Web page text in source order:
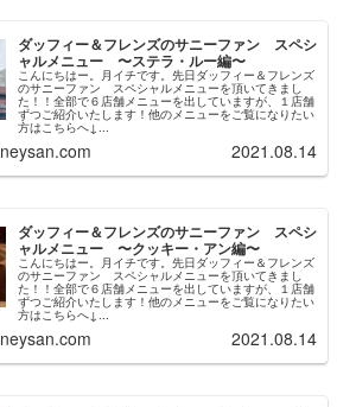
ダッフィー＆フレンズのサニーファン スペシ
ャルメニュー 〜ステラ・ルー編〜
こんにちはー。月イチです。先日ダッフィー＆フレンズ
のサニーファン スペシャルメニューを頂いてきまし
た！！全部で６店舗メニューを出していますが、１店舗
ずつご紹介いたします！他のメニューをご覧になりたい
方はこちらへ↓...
2021.08.14
ダッフィー＆フレンズのサニーファン スペシ
ャルメニュー 〜クッキー・アン編〜
こんにちはー。月イチです。先日ダッフィー＆フレンズ
のサニーファン スペシャルメニューを頂いてきまし
た！！全部で６店舗メニューを出していますが、１店舗
ずつご紹介いたします！他のメニューをご覧になりたい
方はこちらへ↓...
2021.08.14